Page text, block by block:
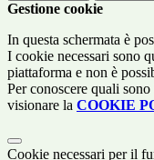
Gestione cookie
In questa schermata è
I cookie necessari sono
piattaforma e non è
Per conoscere quali
visionare la COOKIE
Cookie necessari per il